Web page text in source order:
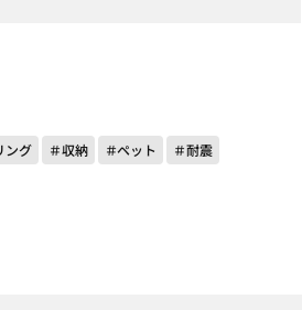
ング ＃収納 ＃ペット
＃耐震